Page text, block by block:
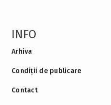
INFO
Arhiva
Condiții de publicare
Contact